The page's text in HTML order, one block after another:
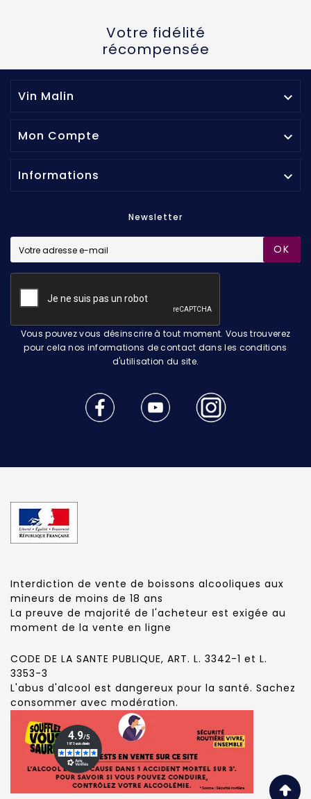
Votre fidélité
récompensée
Vin Malin 
Mon Compte 
Informations 
Newsletter
OK
Vous pouvez vous désinscrire à tout moment. Vous trouverez
pour cela nos informations de contact dans les conditions
d'utilisation du site.
Interdiction de vente de boissons alcooliques aux
mineurs de moins de 18 ans
La preuve de majorité de l'acheteur est exigée au
moment de la vente en ligne
CODE DE LA SANTE PUBLIQUE, ART. L. 3342-1 et L.
3353-3
L'abus d'alcool est dangereux pour la santé. Sachez
consommer avec modération.